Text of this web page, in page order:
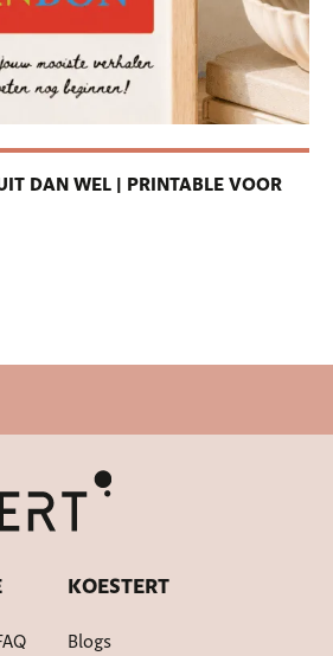
DAN WEL | PRINTABLE VOOR
KOESTERT
Blogs